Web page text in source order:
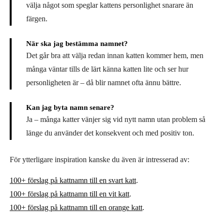
välja något som speglar kattens personlighet snarare än
färgen.
När ska jag bestämma namnet?
Det går bra att välja redan innan katten kommer hem, men
många väntar tills de lärt känna katten lite och ser hur
personligheten är – då blir namnet ofta ännu bättre.
Kan jag byta namn senare?
Ja – många katter vänjer sig vid nytt namn utan problem så
länge du använder det konsekvent och med positiv ton.
För ytterligare inspiration kanske du även är intresserad av:
100+ förslag på kattnamn till en svart katt.
100+ förslag på kattnamn till en vit katt.
100+ förslag på kattnamn till en orange katt.